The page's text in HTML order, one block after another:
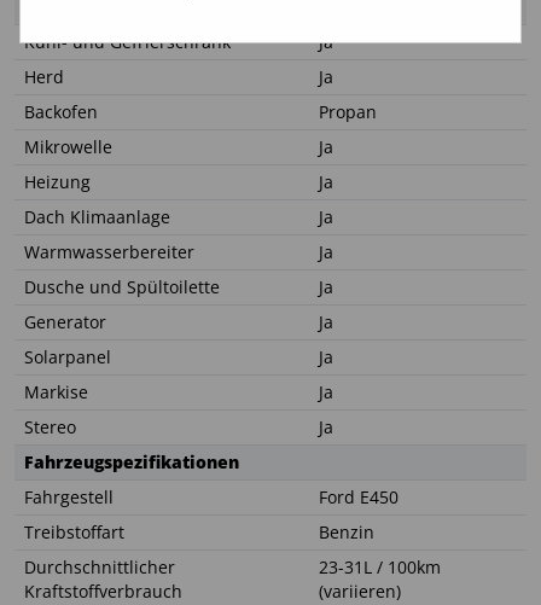
Kühl- und Gefrierschrank
Ja
Herd
Ja
Backofen
Propan
Mikrowelle
Ja
Heizung
Ja
Dach Klimaanlage
Ja
Warmwasserbereiter
Ja
Dusche und Spültoilette
Ja
Generator
Ja
Solarpanel
Ja
Markise
Ja
Stereo
Ja
Fahrzeugspezifikationen
Fahrgestell
Ford E450
Treibstoffart
Benzin
Durchschnittlicher
Kraftstoffverbrauch
23-31L / 100km
(variieren)